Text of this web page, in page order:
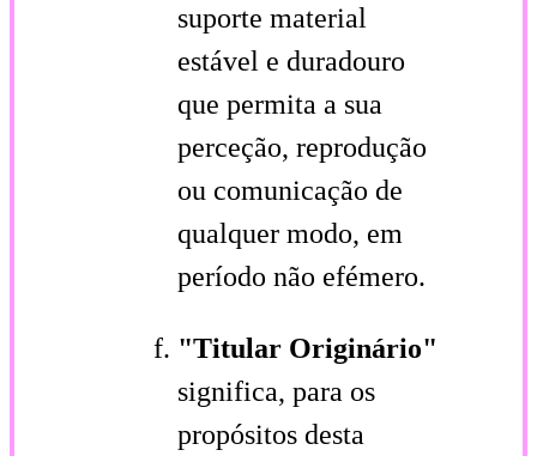
suporte material
estável e duradouro
que permita a sua
perceção, reprodução
ou comunicação de
qualquer modo, em
período não efémero.
"Titular Originário"
significa, para os
propósitos desta